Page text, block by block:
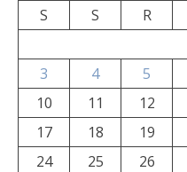
S
S R
3
4 5
10
11 12
17
18 19
24
25 26